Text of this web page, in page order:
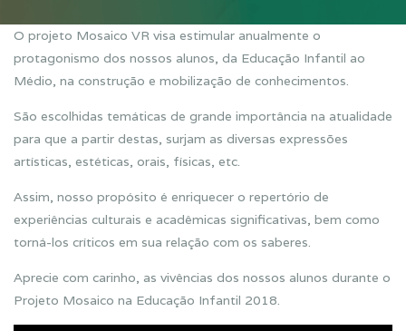
O projeto Mosaico VR visa estimular anualmente o
protagonismo dos nossos alunos, da Educação Infantil ao
Médio, na construção e mobilização de conhecimentos.
São escolhidas temáticas de grande importância na atualidade
para que a partir destas, surjam as diversas expressões
artísticas, estéticas, orais, físicas, etc.
Assim, nosso propósito é enriquecer o repertório de
experiências culturais e acadêmicas significativas, bem como
torná-los críticos em sua relação com os saberes.
Aprecie com carinho, as vivências dos nossos alunos durante o
Projeto Mosaico na Educação Infantil 2018.